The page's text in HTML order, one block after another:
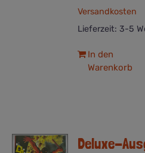
Versandkosten
Lieferzeit: 3-5
In den
Warenkorb
Deluxe-